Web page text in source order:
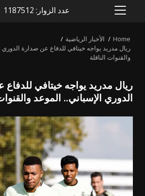
PRIMARY
عدد الزوار: 1187512
Home
الأخبار الرياضية
ريال مدريد يواجه خيتافي للدفاع عن صدارة الدوري
والقنوات الناقلة
ريال مدريد يواجه خيتافي
الدوري الإسباني.. الموعد